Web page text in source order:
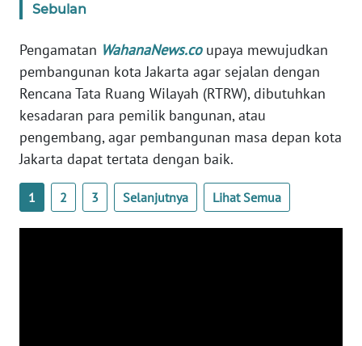
Sebulan
Pengamatan WahanaNews.coupaya mewujudkan
pembangunan kota Jakarta agar sejalan dengan
Rencana Tata Ruang Wilayah (RTRW), dibutuhkan
kesadaran para pemilik bangunan, atau
pengembang, agar pembangunan masa depan kota
Jakarta dapat tertata dengan baik.
1 2 3 Selanjutnya Lihat Semua
SERAMBI
WN
JAMBI